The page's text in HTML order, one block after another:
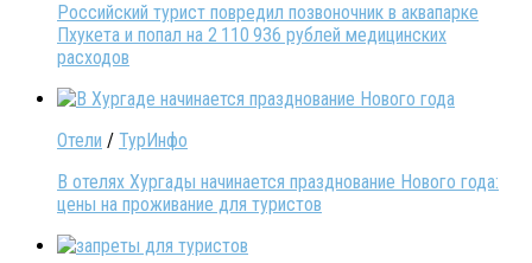
Российский турист повредил позвоночник в аквапарке
Пхукета и попал на 2 110 936 рублей медицинских
расходов
Отели / ТурИнфо
В отелях Хургады начинается празднование Нового года:
цены на проживание для туристов